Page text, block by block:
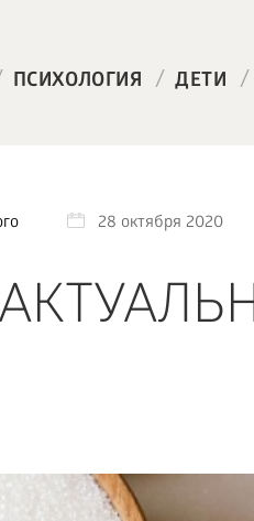
ПСИХОЛОГИЯ / ДЕТИ /
28 октября 2020